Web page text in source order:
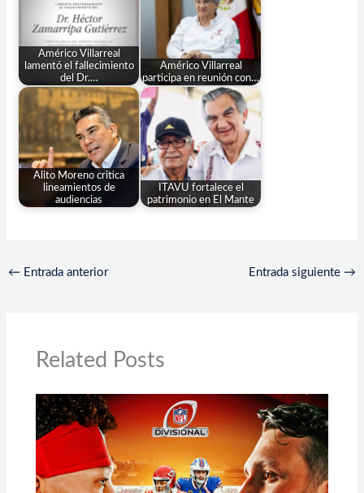
Américo Villarreal
lamentó el fallecimiento
del Dr.…
Américo Villarreal
participa en reunión con…
Alito Moreno critica
lineamientos de
audiencias
ITAVU fortalece el
patrimonio en El Mante
← Entrada anterior Entrada siguiente →
Related Posts